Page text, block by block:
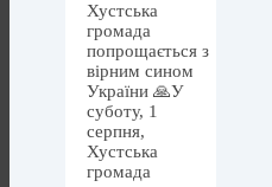
Хустська
громада
попрощається з
вірним сином
України 🙏У
суботу, 1
серпня,
Хустська
громада